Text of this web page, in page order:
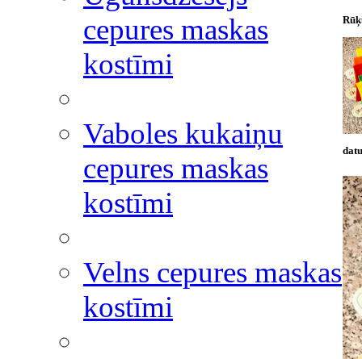
cepures maskas
kostīmi
Vaboles kukaiņu
cepures maskas
kostīmi
Velns cepures maskas
kostīmi